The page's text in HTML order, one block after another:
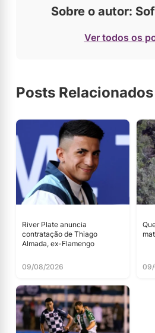
Sobre o autor:
Ver todos os
Posts Relacionados
River Plate anuncia
contratação de Thiago
Almada, ex-Flamengo
09/08/2026